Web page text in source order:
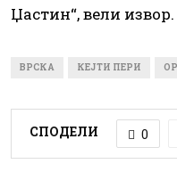
Џастин“, вели извор.
ВРСКА КЕЈТИ ПЕРИ
СПОДЕЛИ 0